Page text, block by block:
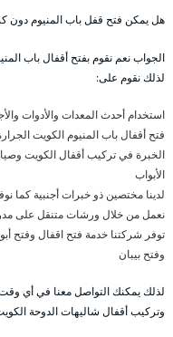
هل يمكن فتح قفل باب المنيوم دون
الجواب نعم نقوم بفتح أقفال باب
لذلك نقوم على:
استخدام أحدث المعدات والأدوات
فتح أقفال باب المنيوم الكويت
الخبرة في تركيب أقفال الكويت
الأبواب
لدينا مختصين ذو خبرات أجنبية كما
نعمل من خلال ورشات متنقل على مدر 24 ساعة وطيلة أيام الأسبوع
توفر شركتنا خدمة فتح اقفال وفتح
وفتح بيبان
لذلك يمكنك التواصل معنا في أي وقت
وتركيب أقفال شاليهات الدوحة